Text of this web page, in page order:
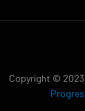
Copyright ©